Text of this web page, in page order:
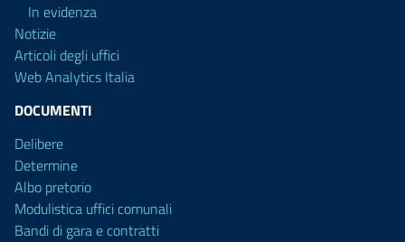
In evidenza
Notizie
Articoli degli uffici
Web Analytics Italia
DOCUMENTI
Delibere
Determine
Albo pretorio
Modulistica uffici comunali
Bandi di gara e contratti